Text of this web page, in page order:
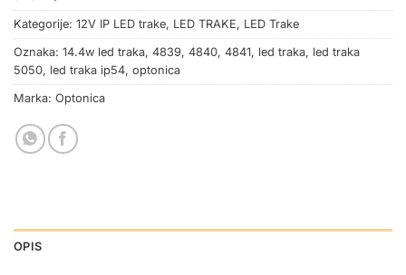
Kategorije: 12V IP LED trake, LED TRAKE, LED Trake
Oznaka: 14.4w led traka, 4839, 4840, 4841, led traka, led traka
5050, led traka ip54, optonica
Marka: Optonica
OPIS